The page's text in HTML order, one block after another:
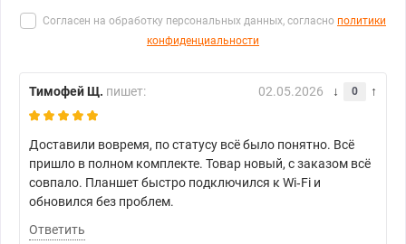
Согласен на обработку персональных данных, согласно политики
конфиденциальности
Тимофей Щ. пишет: 02.05.2026 0
Доставили вовремя, по статусу всё было понятно. Всё
пришло в полном комплекте. Товар новый, с заказом всё
совпало. Планшет быстро подключился к Wi‑Fi и
обновился без проблем.
Ответить